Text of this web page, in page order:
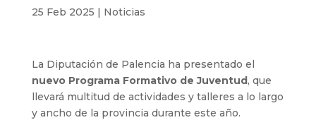
25 Feb 2025 | Noticias
La Diputación de Palencia ha presentado el
nuevo Programa Formativo de Juventud, que
llevará multitud de actividades y talleres a lo largo
y ancho de la provincia durante este año.